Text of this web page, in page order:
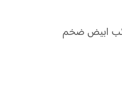
ذئب ابيض ضخم